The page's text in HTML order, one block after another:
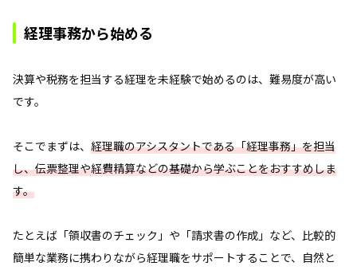
経理事務から始める
決算や税務を担当する経理を未経験で始めるのは、難易度が高い
です。
そこでまずは、 経理職のアシスタントである「経理事務」を担当
し、伝票整理や経費精算などの基礎から学ぶことをおすすめしま
す。
たとえば「領収書のチェック」や「請求書の作成」など、比較的
簡単な業務に携わりながら経理職をサポートすることで、自然と